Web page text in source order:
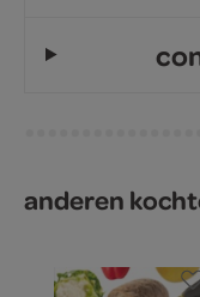
anderen